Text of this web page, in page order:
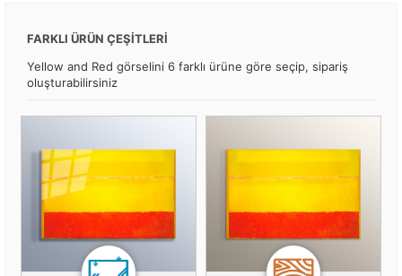
FARKLI ÜRÜN ÇEŞİTLERİ
Yellow and Red görselini 6 farklı ürüne göre seçip, sipariş
oluşturabilirsiniz